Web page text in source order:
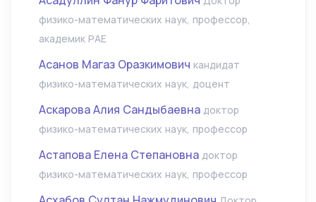
физико-математических наук, профессор,
академик РАЕ
Асанов Магаз Оразкимович кандидат
физико-математических наук, доцент
Аскарова Алия Сандыбаевна доктор
физико-математических наук, профессор
Астапова Елена Степановна доктор
физико-математических наук, профессор